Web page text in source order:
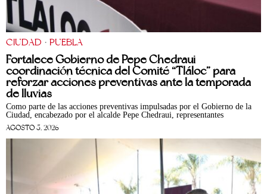
CIUDAD · PUEBLA
Fortalece Gobierno de Pepe Chedraui
coordinación técnica del Comité “Tláloc” para
reforzar acciones preventivas ante la temporada
de lluvias
Como parte de las acciones preventivas impulsadas por el Gobierno de la
Ciudad, encabezado por el alcalde Pepe Chedraui, representantes
AGOSTO 5, 2026